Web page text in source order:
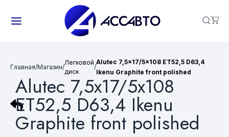
Главная/Магазин/
Легковой
диск
/
Alutec 7,5x17/5x108 ET52,5 D63,4
Ikenu Graphite front polished
Alutec 7,5x17/5x108
ET52,5 D63,4 Ikenu
Graphite front polished